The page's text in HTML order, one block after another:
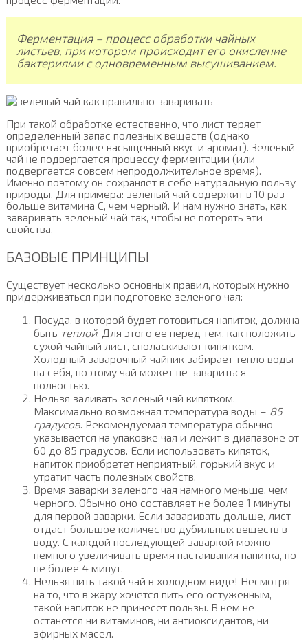
Ферментация – процесс обработки чайных
листьев, при котором происходит его окисление
бактериями с одновременным высушиванием.
При такой обработке естественно, что лист теряет
определенный запас полезных веществ (однако
приобретает более насыщенный вкус и аромат). Зеленый
чай не подвергается процессу ферментации (или
подвергается совсем непродолжительное время).
Именно поэтому он сохраняет в себе натуральную пользу
природы. Для примера: зеленый чай содержит в 10 раз
больше витамина С, чем черный. И нам нужно знать, как
заваривать зеленый чай так, чтобы не потерять эти
свойства.
БАЗОВЫЕ ПРИНЦИПЫ
Существует несколько основных правил, которых нужно
придерживаться при подготовке зеленого чая:
Посуда, в которой будет готовиться напиток, должна
быть теплой. Для этого ее перед тем, как положить
сухой чайный лист, споласкивают кипятком.
Холодный заварочный чайник забирает тепло воды
на себя, поэтому чай может не завариться
полностью.
Нельзя заливать зеленый чай кипятком.
Максимально возможная температура воды – 85
градусов. Рекомендуемая температура обычно
указывается на упаковке чая и лежит в диапазоне от
60 до 85 градусов. Если использовать кипяток,
напиток приобретет неприятный, горький вкус и
утратит часть полезных свойств.
Время заварки зеленого чая намного меньше, чем
черного. Обычно оно составляет не более 1 минуты
для первой заварки. Если заваривать дольше, лист
отдаст большое количество дубильных веществ в
воду. С каждой последующей заваркой можно
немного увеличивать время настаивания напитка, но
не более 4 минут.
Нельзя пить такой чай в холодном виде! Несмотря
на то, что в жару хочется пить его остуженным,
такой напиток не принесет пользы. В нем не
останется ни витаминов, ни антиоксидантов, ни
эфирных масел.